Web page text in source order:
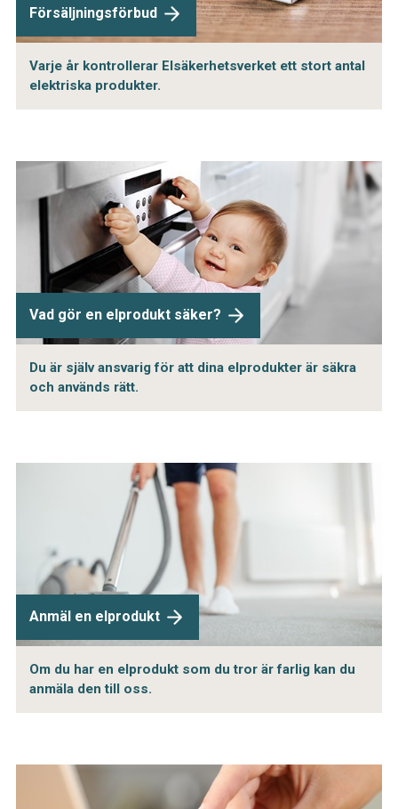
Försäljningsförbud
Varje år kontrollerar Elsäkerhetsverket ett stort antal
elektriska produkter.
Vad gör en elprodukt säker?
Du är själv ansvarig för att dina elprodukter är säkra
och används rätt.
Anmäl en elprodukt
Om du har en elprodukt som du tror är farlig kan du
anmäla den till oss.